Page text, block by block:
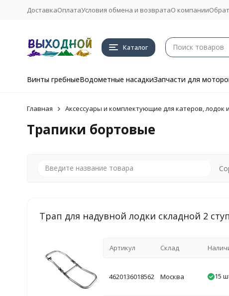
ДоставкаОплатаУсловия обмена и возвратаО компании
Каталог
Винты гребныеВодометные насадкиЗапчасти для
Главная Аксессуары и комплектующие для катеров, лодок
Трапики бортовые
Трап для надувной лодки складной 2
Артикул Склад
4620136018562 Москва 15